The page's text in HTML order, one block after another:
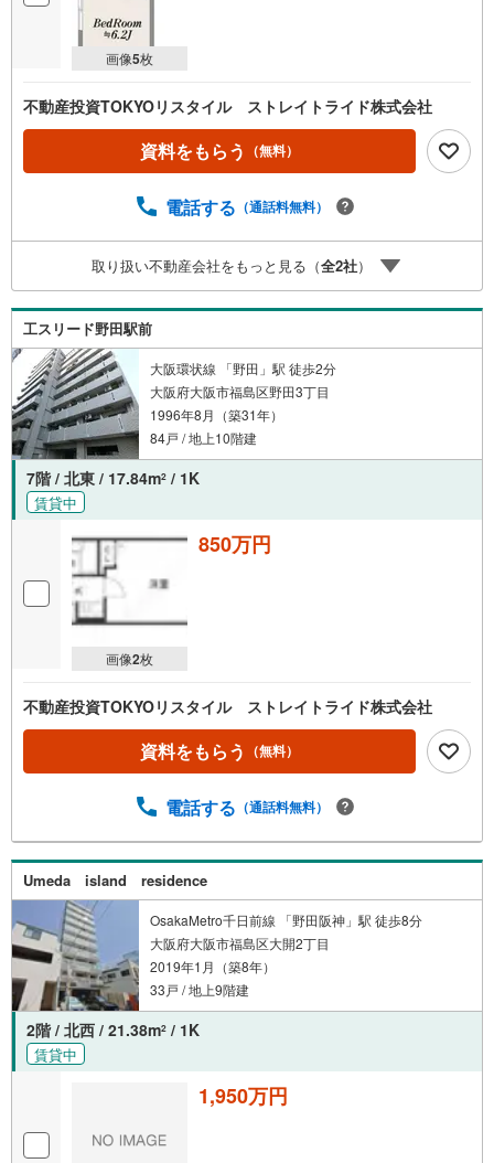
画像5枚
不動産投資TOKYOリスタイル ストレイトライド株式会社
資料をもらう （無料）
電話する （通話料無料）
取り扱い不動産会社をもっと見る（全2社）
工スリード野田駅前
大阪環状線 「野田」駅 徒歩2分
大阪府大阪市福島区野田3丁目
1996年8月（築31年）
84戸 / 地上10階建
7階 / 北東 / 17.84m2 / 1K
賃貸中
画像2枚
850万円
不動産投資TOKYOリスタイル ストレイトライド株式会社
資料をもらう （無料）
電話する （通話料無料）
Umeda island residence
OsakaMetro千日前線 「野田阪神」駅 徒歩8分
大阪府大阪市福島区大開2丁目
2019年1月（築8年）
33戸 / 地上9階建
2階 / 北西 / 21.38m2 / 1K
賃貸中
1,950万円